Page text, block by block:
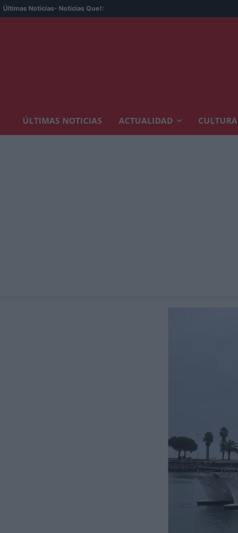
Últimas Noticias- Noticias Que!:
ÚLTIMAS NOTICIAS ACTUALIDAD CULTURA